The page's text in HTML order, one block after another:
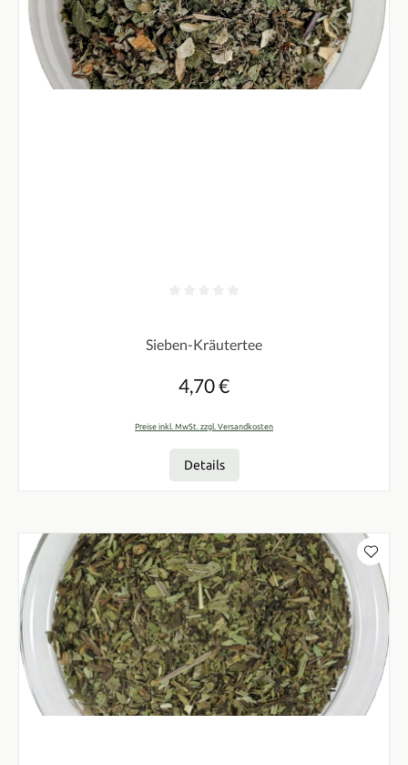
Sieben-Kräutertee
Regulärer Preis:
4,70 €
Preise inkl. MwSt. zzgl. Versandkosten
Details